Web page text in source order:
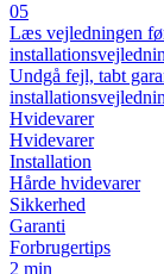
05
Læs vejledningen
Undgå fejl, tabt
Hvidevarer
Hvidevarer
Installation
Hårde hvidevarer
Sikkerhed
Garanti
Forbrugertips
2 min